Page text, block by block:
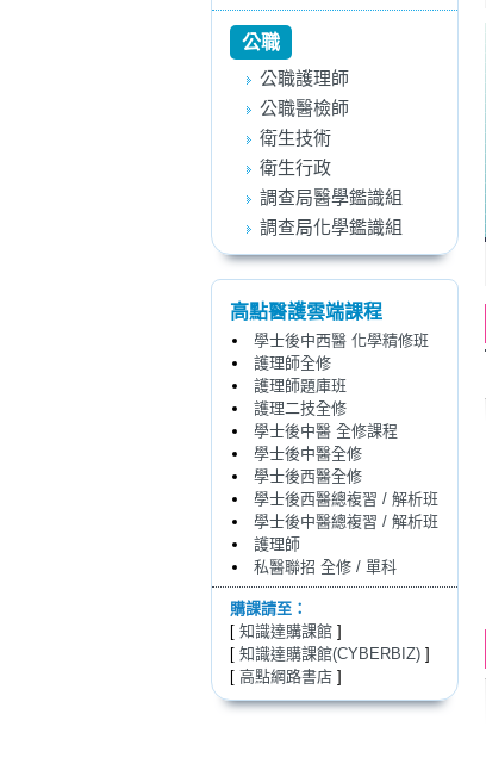
公職
公職護理師
公職醫檢師
衛生技術
衛生行政
調查局醫學鑑識組
調查局化學鑑識組
高點醫護雲端課程
學士後中西醫 化學精修班
護理師全修
護理師題庫班
護理二技全修
學士後中醫 全修課程
學士後中醫全修
學士後西醫全修
學士後西醫總複習 / 解析班
學士後中醫總複習 / 解析班
護理師
私醫聯招 全修 / 單科
購課請至：
[ 知識達購課館 ]
[ 知識達購課館(CYBERBIZ) ]
[ 高點網路書店 ]